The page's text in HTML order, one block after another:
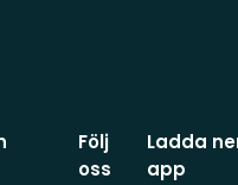
Följ
oss
Ladda
app